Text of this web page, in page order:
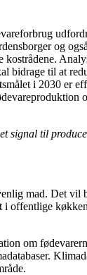
og
til at
i 2030 er
signal til
mad. Det
om